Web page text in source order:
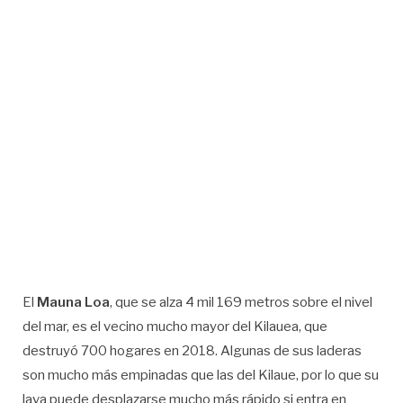
El Mauna Loa, que se alza 4 mil 169 metros sobre el nivel
del mar, es el vecino mucho mayor del Kilauea, que
destruyó 700 hogares en 2018. Algunas de sus laderas
son mucho más empinadas que las del Kilaue, por lo que su
lava puede desplazarse mucho más rápido si entra en